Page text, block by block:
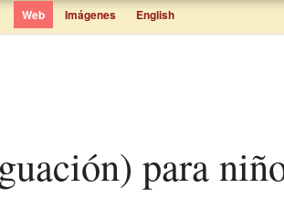
Web Imágenes English
para